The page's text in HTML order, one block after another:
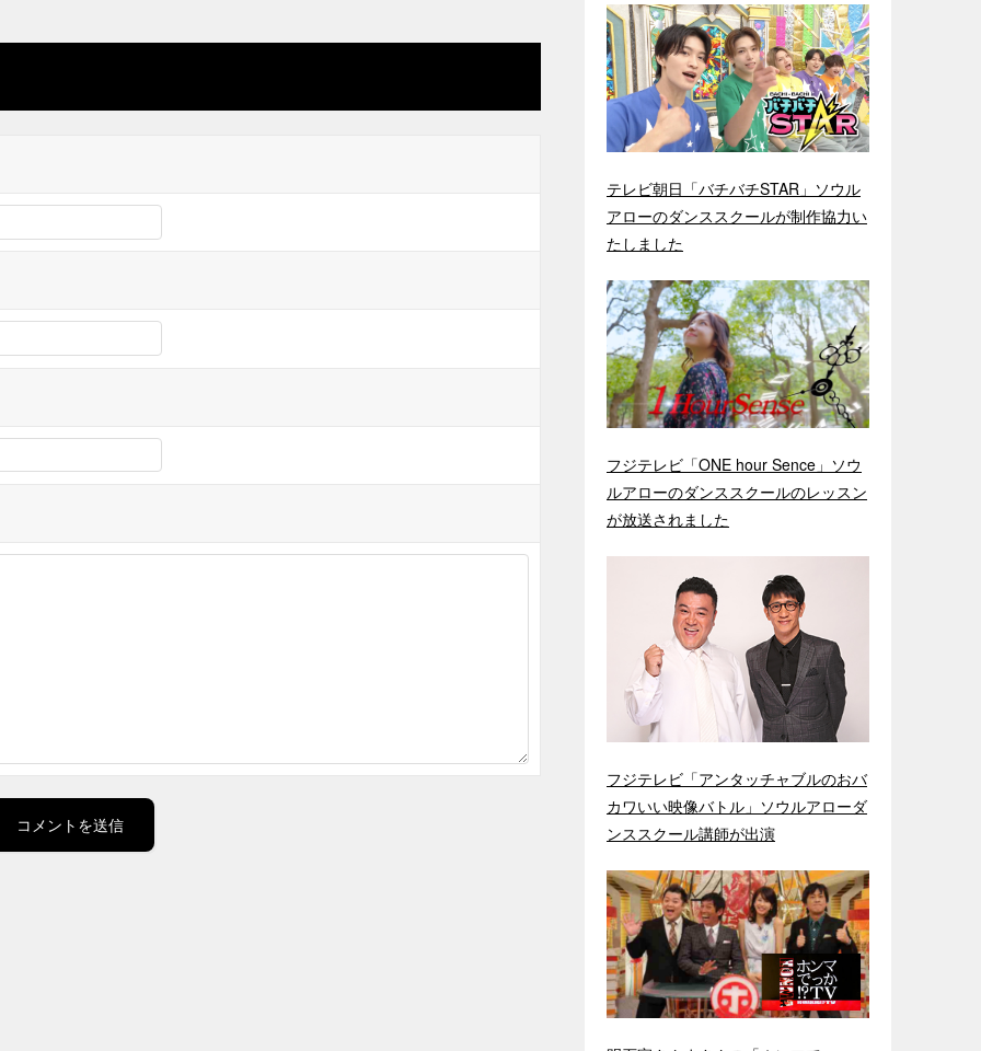
テレビ朝日「バチバチSTAR」ソウル
アローのダンススクールが制作協力い
たしました
フジテレビ「ONE hour Sence」ソウ
ルアローのダンススクールのレッスン
が放送されました
フジテレビ「アンタッチャブルのおバ
カワいい映像バトル」ソウルアローダ
ンススクール講師が出演